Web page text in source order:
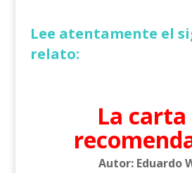
Lee atentamente el
relato:
La carta
Autor: Eduardo